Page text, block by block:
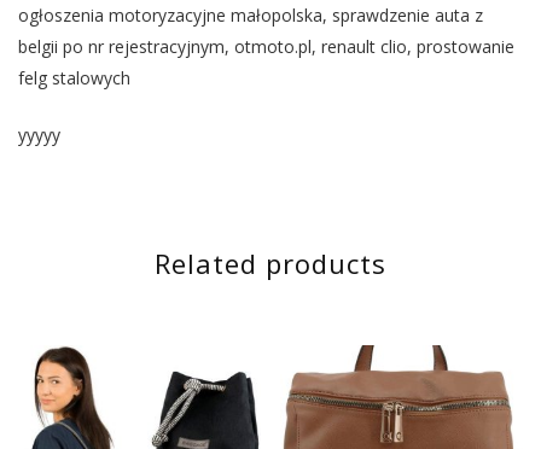
ogłoszenia motoryzacyjne małopolska, sprawdzenie auta z
belgii po nr rejestracyjnym, otmoto.pl, renault clio, prostowanie
felg stalowych
yyyyy
Related products